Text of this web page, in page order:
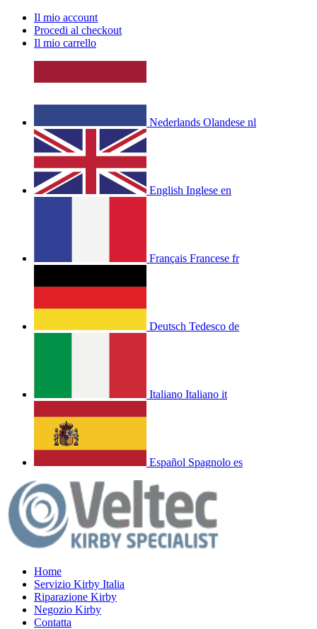
Il mio account
Procedi al checkout
Il mio carrello
Nederlands Olandese nl
English Inglese en
Français Francese fr
Deutsch Tedesco de
Italiano Italiano it
Español Spagnolo es
Home
Servizio Kirby Italia
Riparazione Kirby
Negozio Kirby
Contatta